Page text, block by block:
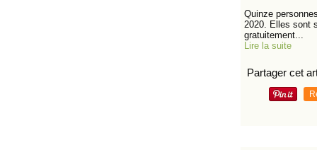
Quinze
2020. Elles sont
gratuitement...
Lire la suite
Partager cet